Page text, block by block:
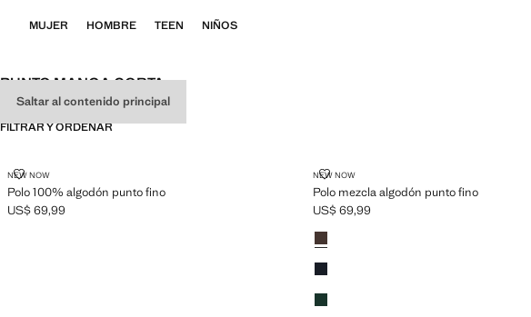
Saltar al contenido principal
MUJER HOMBRE TEEN NIÑOS
PUNTO MANGA CORTA
FILTRAR Y ORDENAR
NEW NOW
Polo 100% algodón punto fino
POLO 100% ALGODÓN PUNTO FINO
Precio actual [US$ 69,99 ]
US$ 69,99
NEW NOW
Polo mezcla algodón punto fino
POLO MEZCLA ALGODÓN PUNTO FINO
Precio actual [US$ 69,99 ]
US$ 69,99
Colores
Marrón
Azul marino
Verde billar